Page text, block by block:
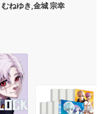
ねゆき,金城 宗幸